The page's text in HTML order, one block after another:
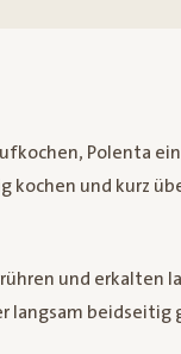
Polenta
kochen und kurz
und erkalten
langsam beidseitig